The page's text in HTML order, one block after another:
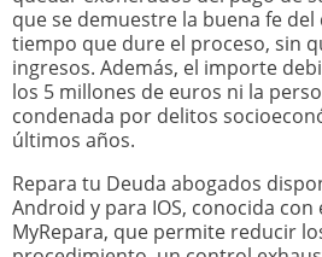
que se demuestre la buena fe
tiempo que dure el proceso, sin
ingresos. Además, el importe
los 5 millones de euros ni la
condenada por delitos
últimos años.
Repara tu Deuda abogados
Android y para IOS, conocida
MyRepara, que permite reducir